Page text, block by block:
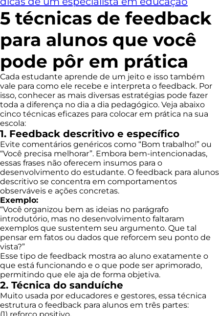
5 técnicas de feedback
para alunos que você
pode pôr em prática
Cada estudante aprende de um jeito e isso também
vale para como ele recebe e interpreta o feedback. Por
isso, conhecer as mais diversas estratégias pode fazer
toda a diferença no dia a dia pedagógico. Veja abaixo
cinco técnicas eficazes para colocar em prática na sua
escola:
1. Feedback descritivo e específico
Evite comentários genéricos como “Bom trabalho!” ou
“Você precisa melhorar”. Embora bem-intencionadas,
essas frases não oferecem insumos para o
desenvolvimento do estudante. O feedback para alunos
descritivo se concentra em comportamentos
observáveis e ações concretas.
Exemplo:
“Você organizou bem as ideias no parágrafo
introdutório, mas no desenvolvimento faltaram
exemplos que sustentem seu argumento. Que tal
pensar em fatos ou dados que reforcem seu ponto de
vista?”
Esse tipo de feedback mostra ao aluno exatamente o
que está funcionando e o que pode ser aprimorado,
permitindo que ele aja de forma objetiva.
2. Técnica do sanduíche
Muito usada por educadores e gestores, essa técnica
estrutura o feedback para alunos em três partes: